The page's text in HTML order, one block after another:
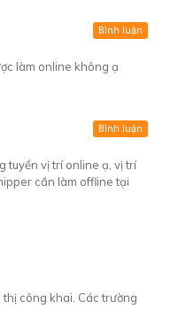
làm online không ạ
Bình luận
tuyển vị trí online ạ, vị trí
cần làm offline tại
Bình luận
công khai. Các trường